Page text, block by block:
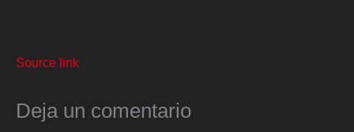
Source link
Deja un comentario